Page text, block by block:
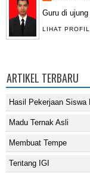
Guru di
LIHAT
ARTIKEL TERBARU
Hasil Pekerjaan Siswa
Madu Ternak Asli
Membuat Tempe
Tentang IGI